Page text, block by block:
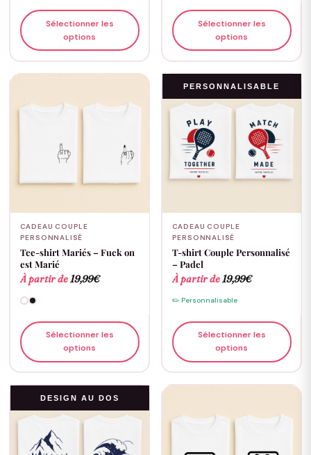
Sélectionner les
options
Sélectionner les
options
CADEAU COUPLE
PERSONNALISÉ
Tee-shirt Mariés – Fuck on
est Marié
À partir de 19,99€
Sélectionner les
options
PERSONNALISABLE
CADEAU COUPLE
PERSONNALISÉ
T-shirt Couple Personnalisé
– Padel
À partir de 19,99€
✏️ Personnalisable
Sélectionner les
options
DESIGN AU DOS